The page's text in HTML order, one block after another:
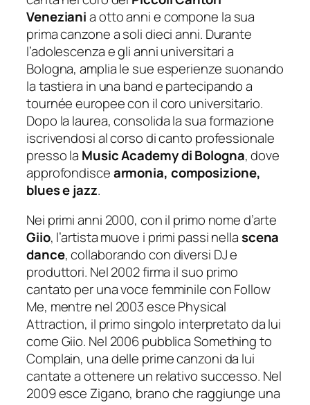
Veneziania otto anni e compone la sua
prima canzone a soli dieci anni. Durante
l’adolescenza e gli anni universitari a
Bologna, amplia le sue esperienze suonando
la tastiera in una band e partecipando a
tournée europee con il coro universitario.
Dopo la laurea, consolida la sua formazione
iscrivendosi al corso di canto professionale
presso la Music Academy di Bologna, dove
approfondiscearmonia, composizione,
blues e jazz.
Nei primi anni 2000, con il primo nome d’arte
Giio, l’artista muove i primi passi nellascena
dance, collaborando con diversi DJ e
produttori. Nel 2002 firma il suo primo
cantato per una voce femminile con Follow
Me, mentre nel 2003 esce Physical
Attraction, il primo singolo interpretato da lui
come Giio. Nel 2006 pubblica Something to
Complain, una delle prime canzoni da lui
cantate a ottenere un relativo successo. Nel
2009 esce Zigano, brano che raggiunge una